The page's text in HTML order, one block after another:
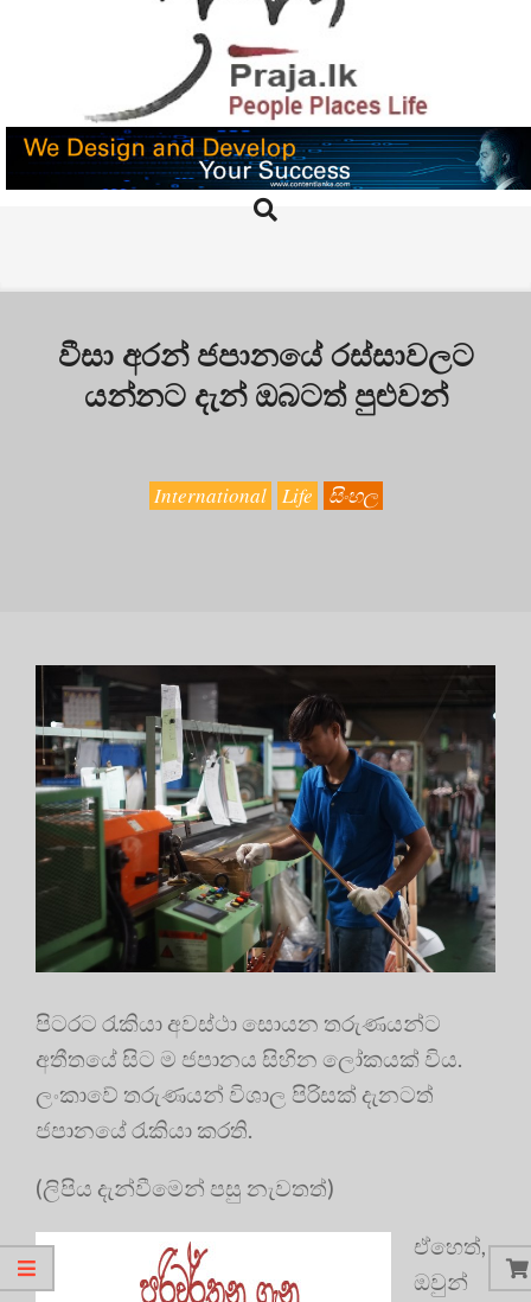
PRAJA.LK
Search
වීසා අරන් ජපානයේ රස්සාවලට
යන්නට දැන් ඔබටත් පුළුවන්
International Life සිංහල
පිටරට රැකියා අවස්ථා සොයන තරුණයන්ට
අතීතයේ සිට ම ජපානය සිහින ලෝකයක් විය.
ලංකාවේ තරුණයන් විශාල පිරිසක් දැනටත්
ජපානයේ රැකියා කරති.
(ලිපිය දැන්වීමෙන් පසු නැවතත්)
ඒහෙත්,
ඔවුන්